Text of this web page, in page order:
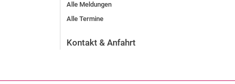
Alle Meldungen
Alle Termine
Kontakt & Anfahrt